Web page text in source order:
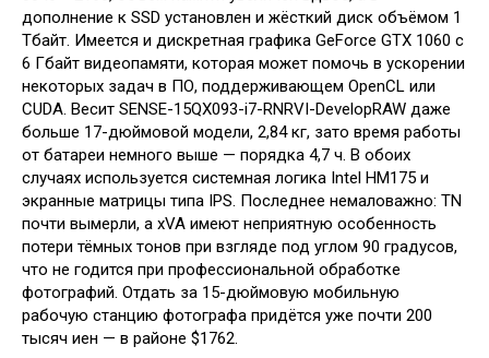
дополнение к SSD установлен и жёсткий диск объёмом 1
Тбайт. Имеется и дискретная графика GeForce GTX 1060 с
6 Гбайт видеопамяти, которая может помочь в ускорении
некоторых задач в ПО, поддерживающем OpenCL или
CUDA. Весит SENSE-15QX093-i7-RNRVI-DevelopRAW даже
больше 17-дюймовой модели, 2,84 кг, зато время работы
от батареи немного выше — порядка 4,7 ч. В обоих
случаях используется системная логика Intel HM175 и
экранные матрицы типа IPS. Последнее немаловажно: TN
почти вымерли, а xVA имеют неприятную особенность
потери тёмных тонов при взгляде под углом 90 градусов,
что не годится при профессиональной обработке
фотографий. Отдать за 15-дюймовую мобильную
рабочую станцию фотографа придётся уже почти 200
тысяч иен — в районе $1762.